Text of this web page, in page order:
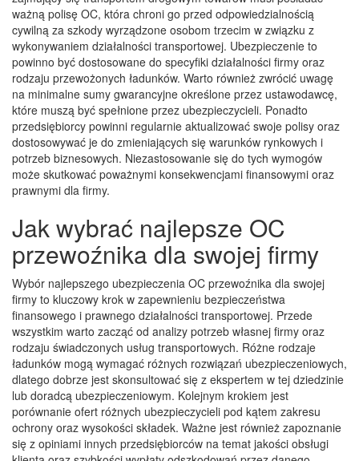
ważną polisę OC, która chroni go przed odpowiedzialnością
cywilną za szkody wyrządzone osobom trzecim w związku z
wykonywaniem działalności transportowej. Ubezpieczenie to
powinno być dostosowane do specyfiki działalności firmy oraz
rodzaju przewożonych ładunków. Warto również zwrócić uwagę
na minimalne sumy gwarancyjne określone przez ustawodawcę,
które muszą być spełnione przez ubezpieczycieli. Ponadto
przedsiębiorcy powinni regularnie aktualizować swoje polisy oraz
dostosowywać je do zmieniających się warunków rynkowych i
potrzeb biznesowych. Niezastosowanie się do tych wymogów
może skutkować poważnymi konsekwencjami finansowymi oraz
prawnymi dla firmy.
Jak wybrać najlepsze OC
przewoźnika dla swojej firmy
Wybór najlepszego ubezpieczenia OC przewoźnika dla swojej
firmy to kluczowy krok w zapewnieniu bezpieczeństwa
finansowego i prawnego działalności transportowej. Przede
wszystkim warto zacząć od analizy potrzeb własnej firmy oraz
rodzaju świadczonych usług transportowych. Różne rodzaje
ładunków mogą wymagać różnych rozwiązań ubezpieczeniowych,
dlatego dobrze jest skonsultować się z ekspertem w tej dziedzinie
lub doradcą ubezpieczeniowym. Kolejnym krokiem jest
porównanie ofert różnych ubezpieczycieli pod kątem zakresu
ochrony oraz wysokości składek. Ważne jest również zapoznanie
się z opiniami innych przedsiębiorców na temat jakości obsługi